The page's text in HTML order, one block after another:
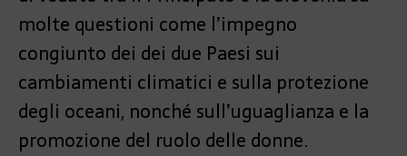
molte questioni come l’impegno
congiunto dei dei due Paesi sui
cambiamenti climatici e sulla protezione
degli oceani, nonché sull’uguaglianza e la
promozione del ruolo delle donne.